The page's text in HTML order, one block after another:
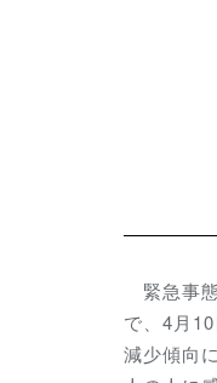
緊急事
で、4月
減少傾向